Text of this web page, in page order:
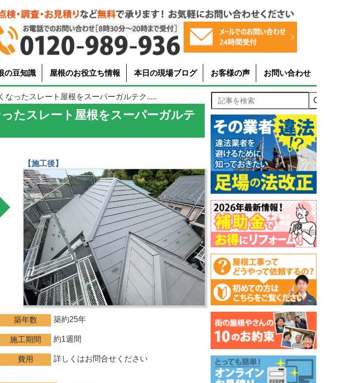
の豆知識 屋根のお役立ち情報 本日の現場ブログ お客様の声 お問い合わせ
なったスレート屋根をスーパーガルテク.....
たスレート屋根をスーパーガルテ
【施工後】
築年数 築約25年
施工期間 約1週間
費用 詳しくはお問合せください
記事を検索